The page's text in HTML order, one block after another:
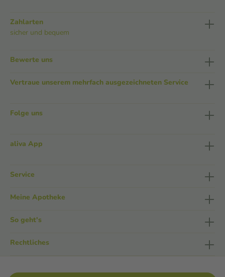
Zahlarten
sicher und bequem
Bewerte uns
Vertraue unserem mehrfach ausgezeichneten Service
Folge uns
aliva App
Service
Meine Apotheke
So geht's
Rechtliches